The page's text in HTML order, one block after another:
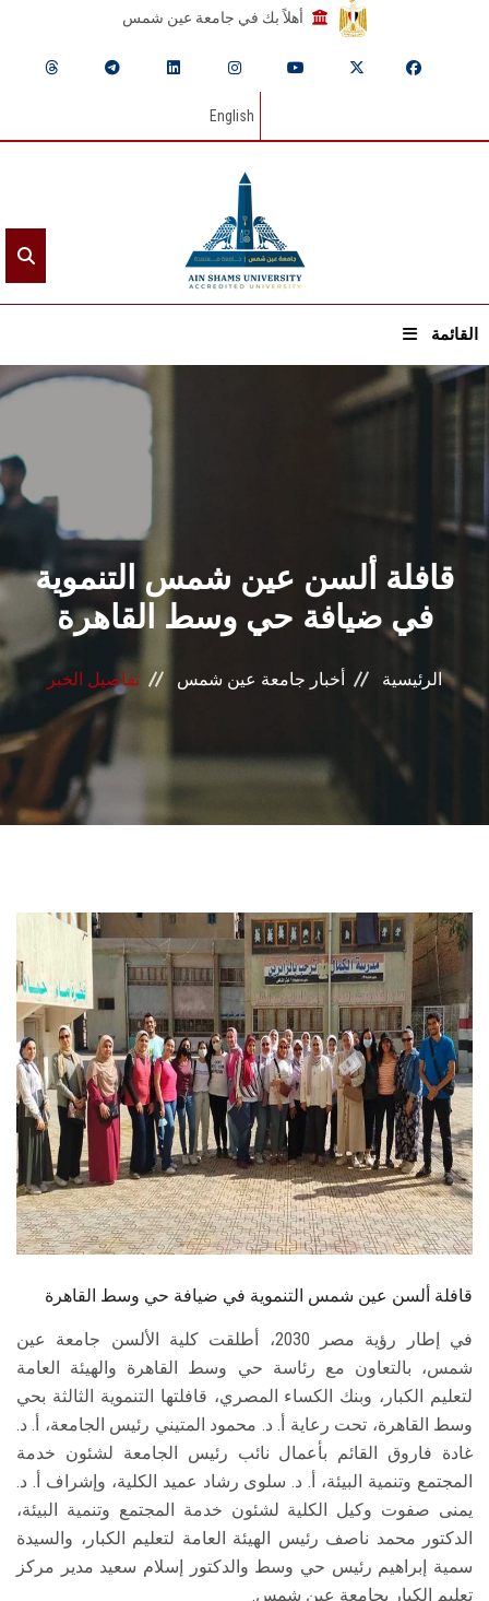
أهلاً بك في جامعة عين شمس
English
القائمة
الرئيسيـة
عن الجامعة
القطاعـات
الشئون الأكاديمية
البحث العلمي
الرعاية الصحية
المراكز والوحدات
الأنظمة الذكية
تواصل معنا
الطلاب
هيئة التدريس
الدراسات العليا
الخريجين
الموظفون
الزائـرون
قافلة ألسن عين شمس التنموية
في ضيافة حي وسط القاهرة
الرئيسية أخبار جامعة عين شمس تفاصيل الخبر
قافلة ألسن عين شمس التنموية في ضيافة حي وسط القاهرة
في إطار رؤية مصر 2030، أطلقت كلية الألسن جامعة عين
شمس، بالتعاون مع رئاسة حي وسط القاهرة والهيئة العامة
لتعليم الكبار، وبنك الكساء المصري، قافلتها التنموية الثالثة بحي
وسط القاهرة، تحت رعاية أ. د. محمود المتيني رئيس الجامعة، أ. د.
غادة فاروق القائم بأعمال نائب رئيس الجامعة لشئون خدمة
المجتمع وتنمية البيئة، أ. د. سلوى رشاد عميد الكلية، وإشراف أ. د.
يمنى صفوت وكيل الكلية لشئون خدمة المجتمع وتنمية البيئة،
الدكتور محمد ناصف رئيس الهيئة العامة لتعليم الكبار، والسيدة
سمية إبراهيم رئيس حي وسط والدكتور إسلام سعيد مدير مركز
تعليم الكبار بجامعة عين شمس.